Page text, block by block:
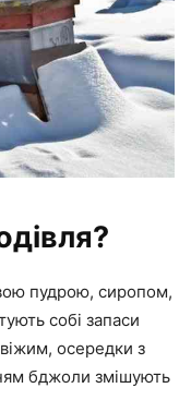
пудрою, сиропом,
собі запаси
осередки з
бджоли змішують